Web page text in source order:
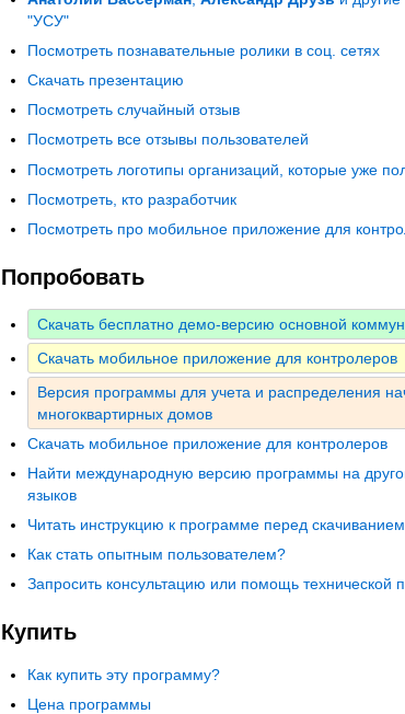
"УСУ"
Посмотреть познавательные ролики в соц. сетях
Скачать презентацию
Посмотреть случайный отзыв
Посмотреть все отзывы пользователей
Посмотреть логотипы организаций, которые уже
Посмотреть, кто разработчик
Посмотреть про мобильное приложение для
Попробовать
Скачать бесплатно демо-версию основной
Скачать мобильное приложение для контролеров
Версия программы для учета и распределения
многоквартирных домов
Скачать мобильное приложение для контролеров
Найти международную версию программы на
языков
Читать инструкцию к программе перед
Как стать опытным пользователем?
Запросить консультацию или помощь технической
Купить
Как купить эту программу?
Цена программы